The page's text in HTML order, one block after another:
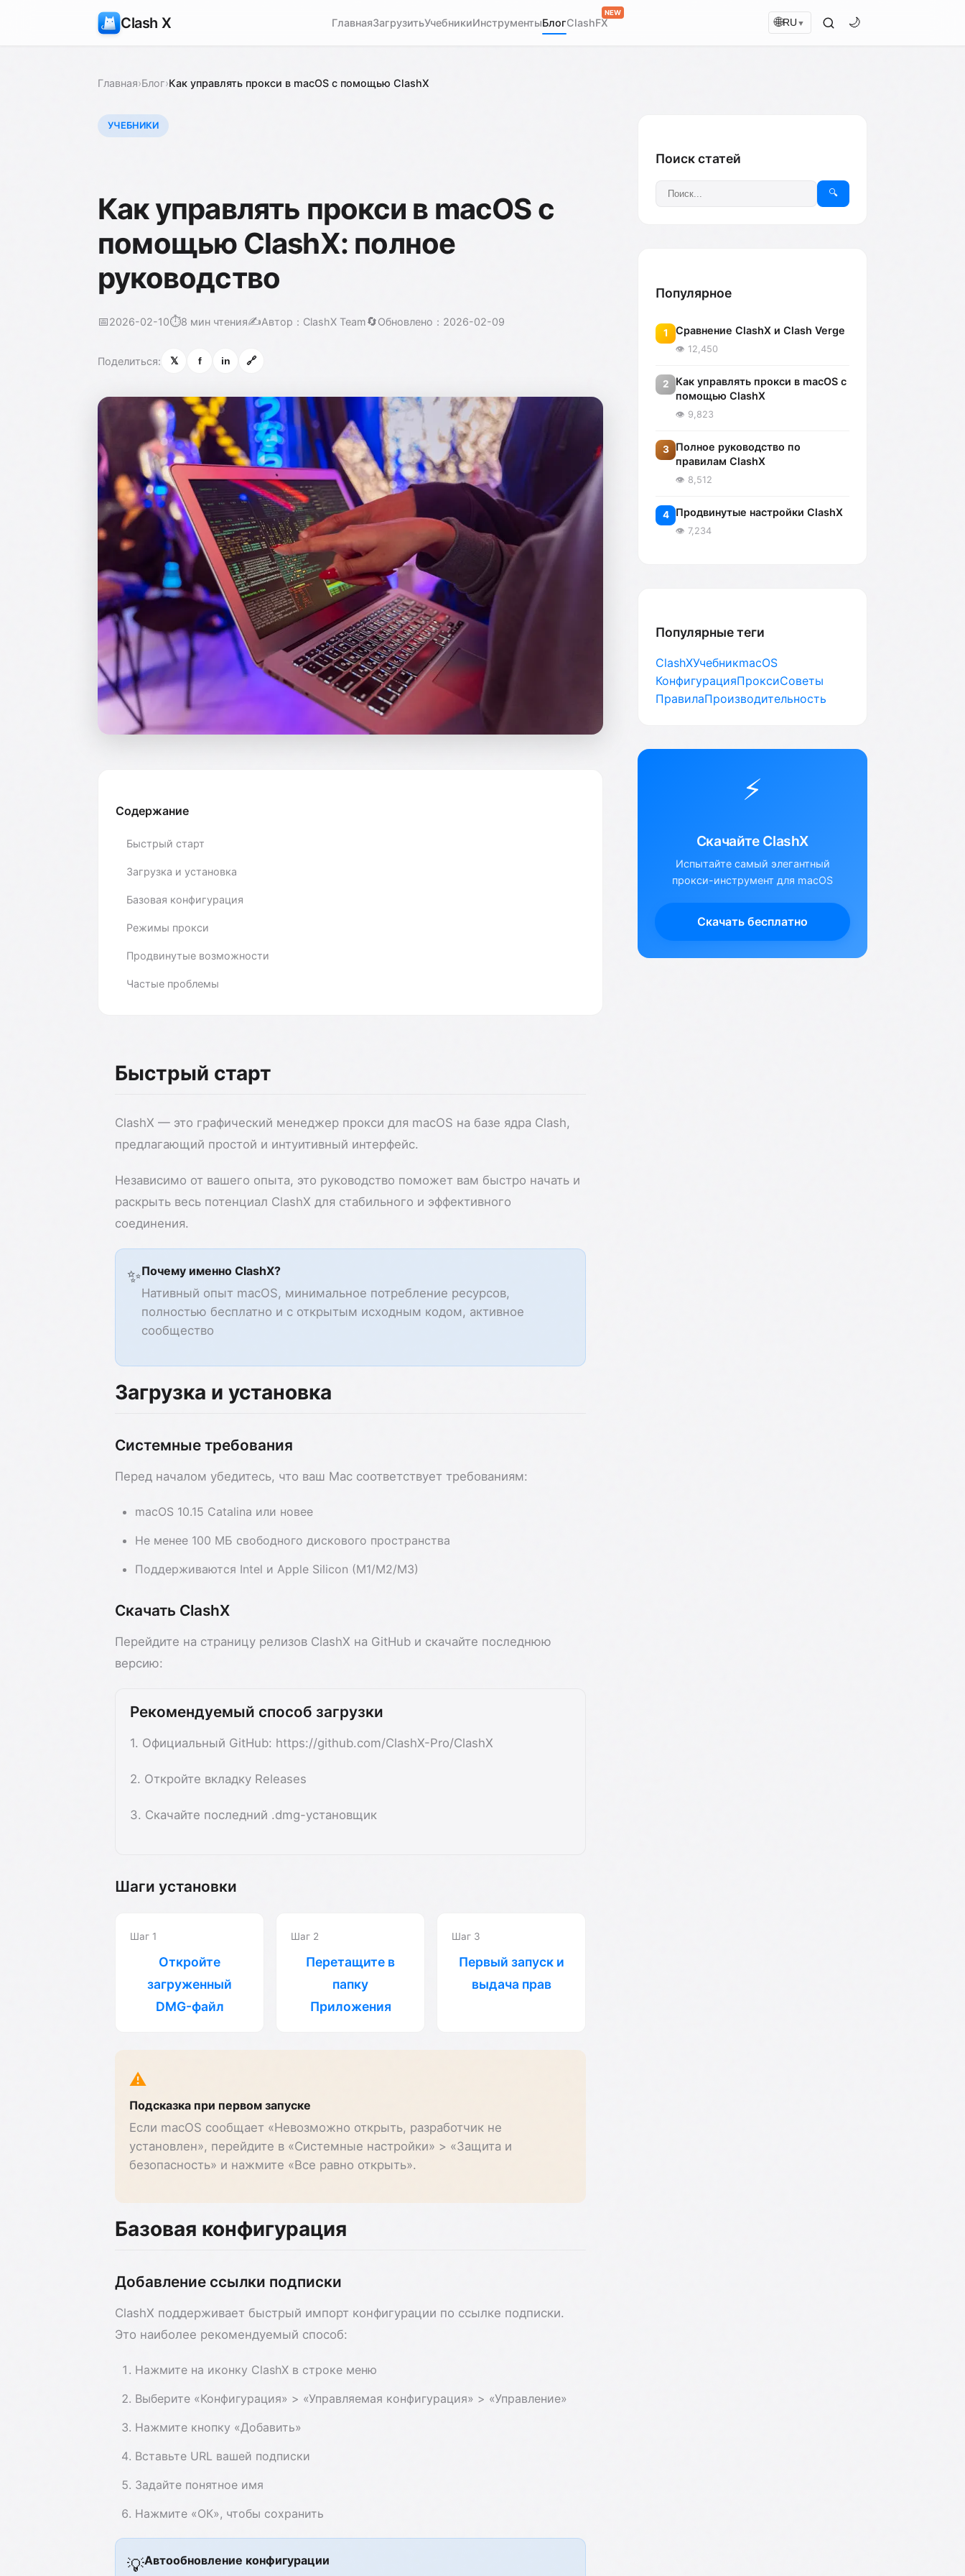
Clash X ГлавнаяЗагрузитьУчебникиИнструментыБлогClashFX
NEW
🌐RU ▼ 🌙
Главная›Блог›Как управлять прокси в macOS с помощью ClashX
УЧЕБНИКИ
Как управлять прокси в macOS с
помощью ClashX: полное
руководство
📅2026-02-10⏱️8 мин чтения✍️Автор：ClashX Team🔄Обновлено：2026-02-09
Поделиться: 𝕏 f in 🔗
Содержание
Быстрый старт
Загрузка и установка
Базовая конфигурация
Режимы прокси
Продвинутые возможности
Частые проблемы
Быстрый старт
ClashX — это графический менеджер прокси для macOS на базе ядра Clash,
предлагающий простой и интуитивный интерфейс.
Независимо от вашего опыта, это руководство поможет вам быстро начать и
раскрыть весь потенциал ClashX для стабильного и эффективного
соединения.
✨Почему именно ClashX?
Нативный опыт macOS, минимальное потребление ресурсов,
полностью бесплатно и с открытым исходным кодом, активное
сообщество
Загрузка и установка
Системные требования
Перед началом убедитесь, что ваш Mac соответствует требованиям:
macOS 10.15 Catalina или новее
Не менее 100 МБ свободного дискового пространства
Поддерживаются Intel и Apple Silicon (M1/M2/M3)
Скачать ClashX
Перейдите на страницу релизов ClashX на GitHub и скачайте последнюю
версию:
Рекомендуемый способ загрузки
1. Официальный GitHub: https://github.com/ClashX-Pro/ClashX
2. Откройте вкладку Releases
3. Скачайте последний .dmg-установщик
Шаги установки
Шаг 1
Откройте
загруженный
DMG-файл
Шаг 2
Перетащите в
папку
Приложения
Шаг 3
Первый запуск и
выдача прав
⚠️
Подсказка при первом запуске
Если macOS сообщает «Невозможно открыть, разработчик не
установлен», перейдите в «Системные настройки» > «Защита и
безопасность» и нажмите «Все равно открыть».
Базовая конфигурация
Добавление ссылки подписки
ClashX поддерживает быстрый импорт конфигурации по ссылке подписки.
Это наиболее рекомендуемый способ:
Нажмите на иконку ClashX в строке меню
Выберите «Конфигурация» > «Управляемая конфигурация» > «Управление»
Нажмите кнопку «Добавить»
Вставьте URL вашей подписки
Задайте понятное имя
Нажмите «ОК», чтобы сохранить
💡Автообновление конфигурации
Поиск статей
🔍
Популярное
1 Сравнение ClashX и Clash Verge
👁️ 12,450
2
Как управлять прокси в macOS с
помощью ClashX
👁️ 9,823
3
Полное руководство по
правилам ClashX
👁️ 8,512
4 Продвинутые настройки ClashX
👁️ 7,234
Популярные теги
ClashXУчебникmacOS
КонфигурацияПроксиСоветы
ПравилаПроизводительность
⚡
Скачайте ClashX
Испытайте самый элегантный
прокси-инструмент для macOS
Скачать бесплатно